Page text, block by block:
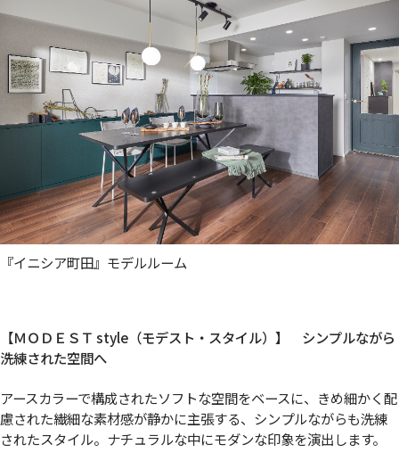
『イニシア町田』モデルルーム
【ＭＯＤＥＳＴ style（モデスト・スタイル）】 シンプルながら
洗練された空間へ
アースカラーで構成されたソフトな空間をベースに、きめ細かく配
慮された繊細な素材感が静かに主張する、シンプルながらも洗練
されたスタイル。ナチュラルな中にモダンな印象を演出します。